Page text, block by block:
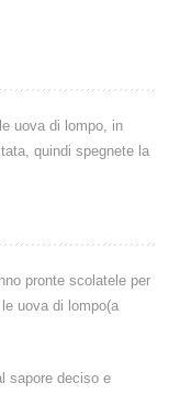
uova di lompo, in
quindi spegnete la
pronte scolatele per
uova di lompo(a
sapore deciso e